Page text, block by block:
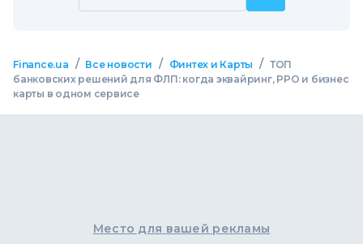
Finance.ua / Все новости / Финтех и Карты / ТОП
банковских решений для ФЛП: когда эквайринг, РРО и бизнес
карты в одном сервисе
Место для вашей рекламы